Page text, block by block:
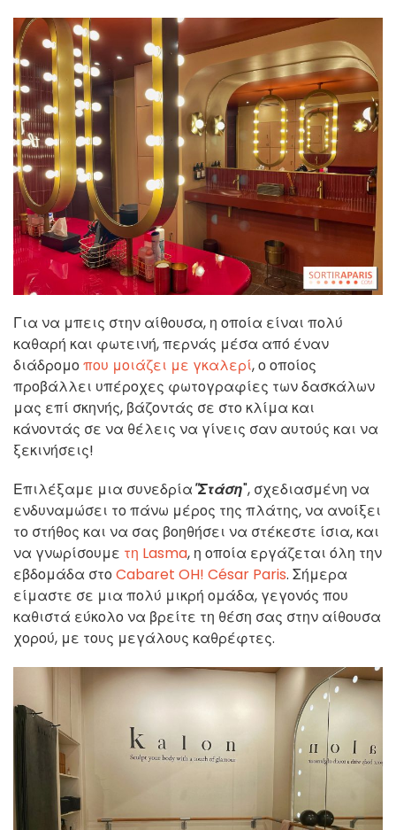
Για να μπεις στην αίθουσα, η οποία είναι πολύ
καθαρή και φωτεινή, περνάς μέσα από έναν
διάδρομοπου μοιάζει με γκαλερί, ο οποίος
προβάλλει υπέροχες φωτογραφίες των δασκάλων
μας επί σκηνής, βάζοντάς σε στο κλίμα και
κάνοντάς σε να θέλεις να γίνεις σαν αυτούς και να
ξεκινήσεις!
Επιλέξαμε μια συνεδρία"Στάση", σχεδιασμένη να
ενδυναμώσει το πάνω μέρος της πλάτης, να ανοίξει
το στήθος και να σας βοηθήσει να στέκεστε ίσια, και
να γνωρίσουμε τη Lasma, η οποία εργάζεται όλη την
εβδομάδα στοCabaret OH! César Paris. Σήμερα
είμαστε σε μια πολύ μικρή ομάδα, γεγονός που
καθιστά εύκολο να βρείτε τη θέση σας στην αίθουσα
χορού, με τους μεγάλους καθρέφτες.